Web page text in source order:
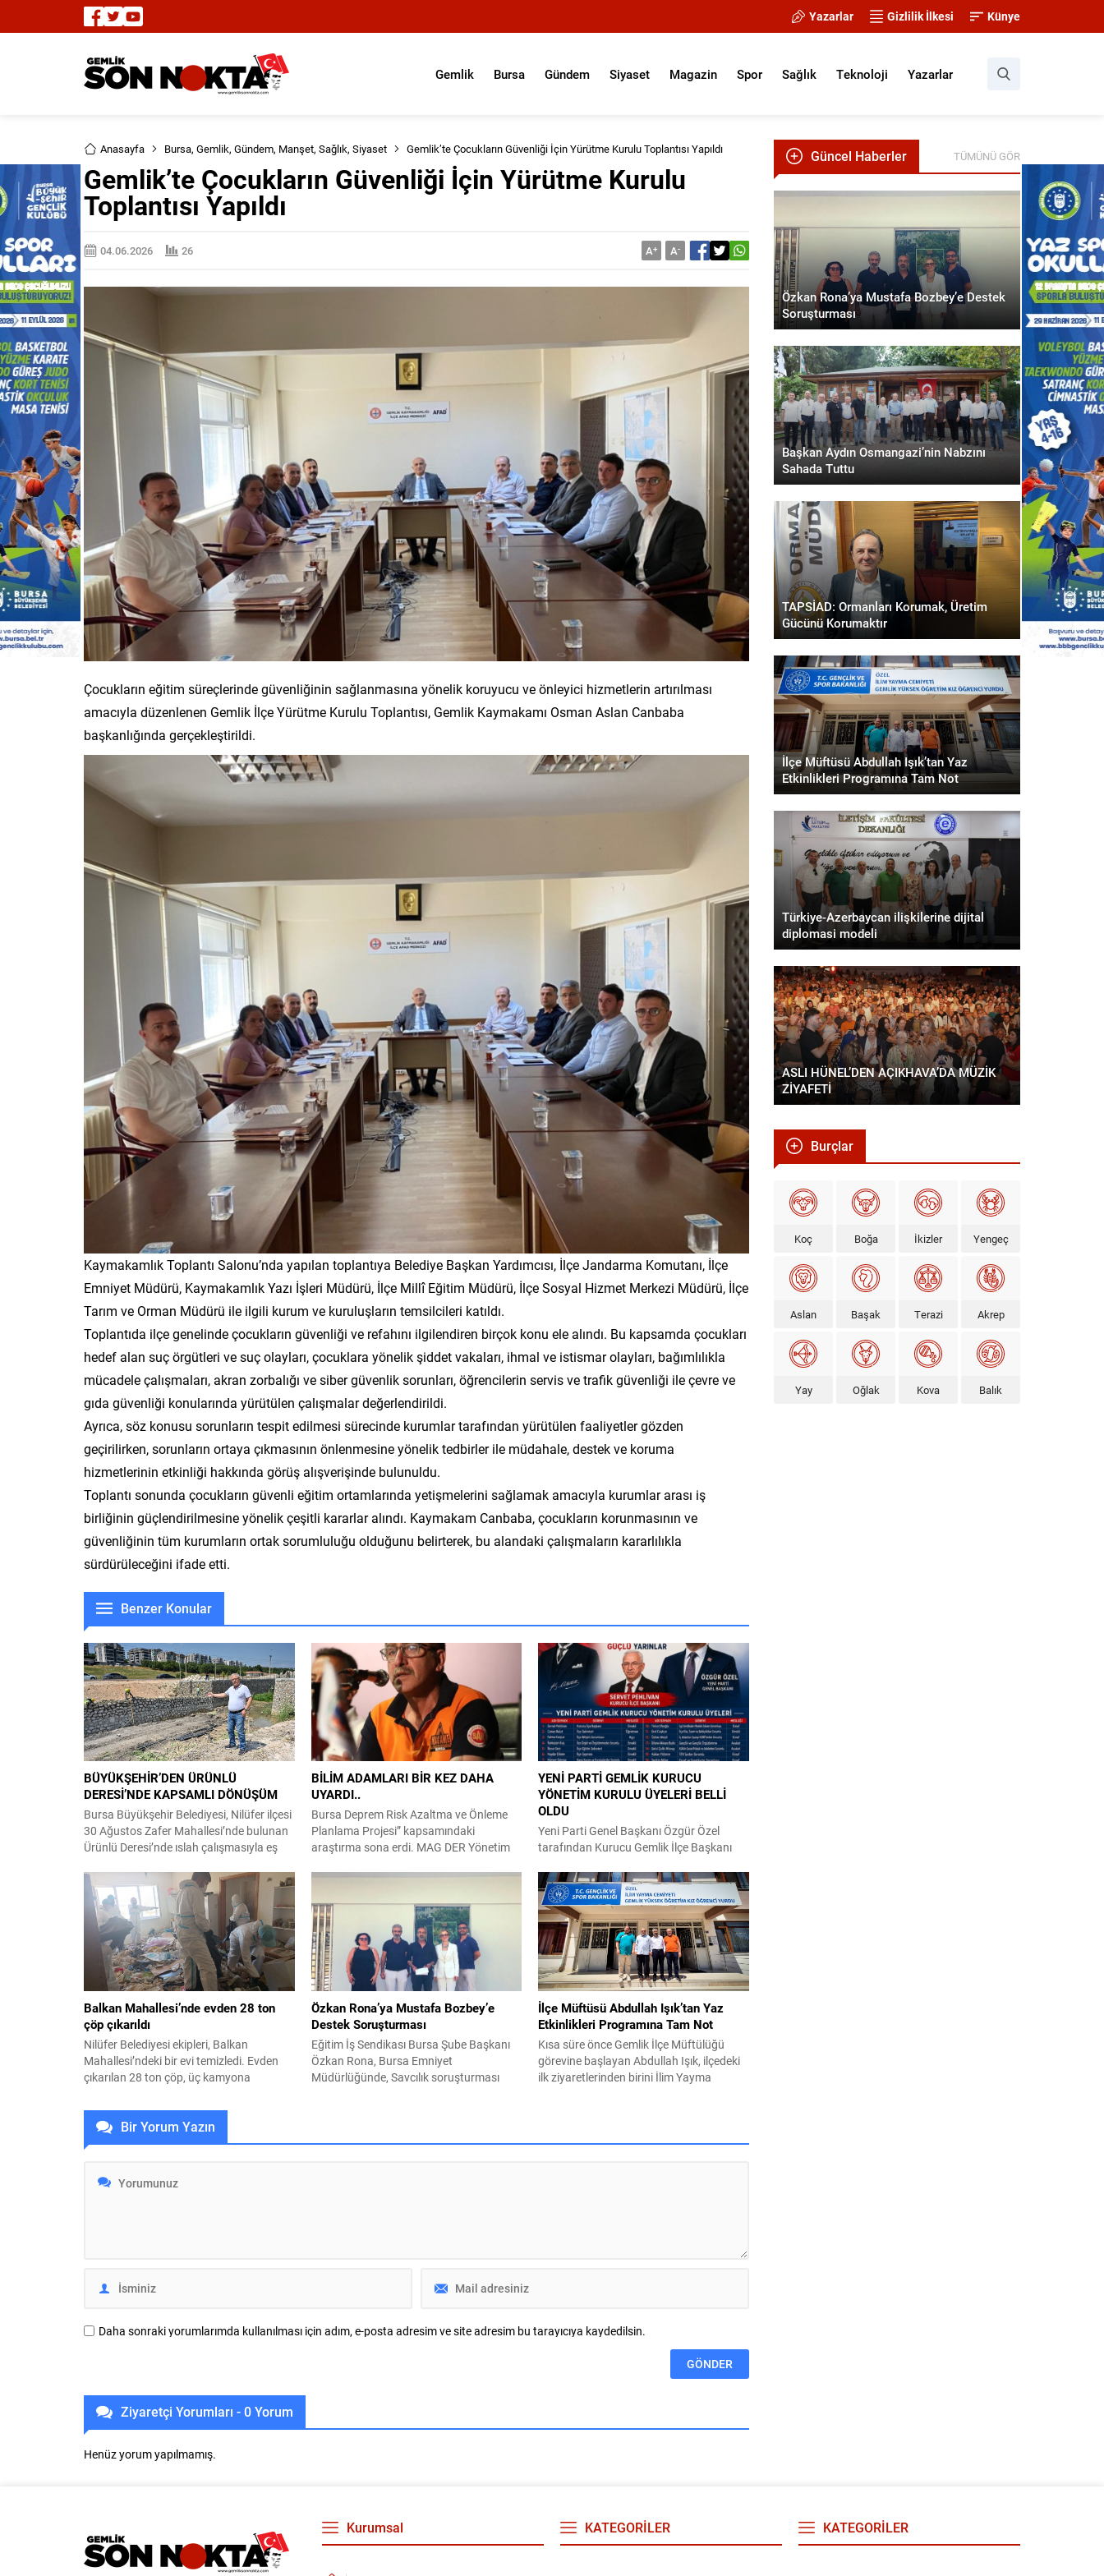
Yazarlar Gizlilik İlkesi Künye
Gemlik Bursa Gündem Siyaset Magazin Spor Sağlık Teknoloji Yazarlar
Anasayfa Bursa, Gemlik, Gündem, Manşet, Sağlık, Siyaset Gemlik’te Çocukların Güvenliği İçin Yürütme Kurulu Toplantısı Yapıldı
Gemlik’te Çocukların Güvenliği İçin Yürütme Kurulu
Toplantısı Yapıldı
04.06.2026 26 A+ A-
Çocukların eğitim süreçlerinde güvenliğinin sağlanmasına yönelik koruyucu ve önleyici hizmetlerin artırılması
amacıyla düzenlenen Gemlik İlçe Yürütme Kurulu Toplantısı, Gemlik Kaymakamı Osman Aslan Canbaba
başkanlığında gerçekleştirildi.
Kaymakamlık Toplantı Salonu’nda yapılan toplantıya Belediye Başkan Yardımcısı, İlçe Jandarma Komutanı, İlçe
Emniyet Müdürü, Kaymakamlık Yazı İşleri Müdürü, İlçe Millî Eğitim Müdürü, İlçe Sosyal Hizmet Merkezi Müdürü, İlçe
Tarım ve Orman Müdürü ile ilgili kurum ve kuruluşların temsilcileri katıldı.
Toplantıda ilçe genelinde çocukların güvenliği ve refahını ilgilendiren birçok konu ele alındı. Bu kapsamda çocukları
hedef alan suç örgütleri ve suç olayları, çocuklara yönelik şiddet vakaları, ihmal ve istismar olayları, bağımlılıkla
mücadele çalışmaları, akran zorbalığı ve siber güvenlik sorunları, öğrencilerin servis ve trafik güvenliği ile çevre ve
gıda güvenliği konularında yürütülen çalışmalar değerlendirildi.
Ayrıca, söz konusu sorunların tespit edilmesi sürecinde kurumlar tarafından yürütülen faaliyetler gözden
geçirilirken, sorunların ortaya çıkmasının önlenmesine yönelik tedbirler ile müdahale, destek ve koruma
hizmetlerinin etkinliği hakkında görüş alışverişinde bulunuldu.
Toplantı sonunda çocukların güvenli eğitim ortamlarında yetişmelerini sağlamak amacıyla kurumlar arası iş
birliğinin güçlendirilmesine yönelik çeşitli kararlar alındı. Kaymakam Canbaba, çocukların korunmasının ve
güvenliğinin tüm kurumların ortak sorumluluğu olduğunu belirterek, bu alandaki çalışmaların kararlılıkla
sürdürüleceğini ifade etti.
Benzer Konular
BÜYÜKŞEHİR’DEN ÜRÜNLÜ
DERESİ’NDE KAPSAMLI DÖNÜŞÜM
Bursa Büyükşehir Belediyesi, Nilüfer ilçesi
30 Ağustos Zafer Mahallesi’nde bulunan
Ürünlü Deresi’nde ıslah çalışmasıyla eş
düzenlemesi gerçekleştiriyor. Büyükşehir
Belediyesi, BUSKİ Genel Müdürlüğü,
Ulaşım Dairesi Başkanlığı ile Park ve
Bahçeler Dairesi Başkanlığı
koordinasyonunda 30 Ağustos Zafer
Mahallesi’nde kapsamlı bir dönüşüm
hamlesi yürütüyor. BUSKİ ekipleri,
Ürünlü...
BİLİM ADAMLARI BİR KEZ DAHA
UYARDI..
Bursa Deprem Risk Azaltma ve Önleme
Planlama Projesi” kapsamındaki
araştırma sona erdi. MAG DER Yönetim
raporu açıkladı. Hazırlanan rapora göre ;
genelindeki mevcut binaların %65’ten
fazlasının 1999 öncesi standartlara göre
inşa edilmiş riskli yapılardan oluştuğu
açıklanmıştır. Kent genelindeki 536.000...
YENİ PARTİ GEMLİK KURUCU
YÖNETİM KURULU ÜYELERİ BELLİ
OLDU
Yeni Parti Genel Başkanı Özgür Özel
tarafından Kurucu Gemlik İlçe Başkanı
kurucu yönetim kurulu üyelerini belirledi.
Yeni Parti Gemlik Kurucu İlçe Başkanı
Servet Pehlivan yaptığı açıklamada, “Yeni
Parti Genel Başkanı Özgür Özel
tarafından Gemlik Kurucu İlçe Başkanlığı
görevine görevlendirilmiş bulunuyorum.
Bu önemli görevi üstlenmenin
sorumluluğu ve...
Balkan Mahallesi’nde evden 28 ton
çöp çıkarıldı
Nilüfer Belediyesi ekipleri, Balkan
Mahallesi’ndeki bir evi temizledi. Evden
çıkarılan 28 ton çöp, üç kamyona
götürüldü. Nilüfer Belediyesi ekipleri,
Balkan Mahallesi Turan Haznedaroğlu
Sokak’ta bulunan bir apartman
değerlendirerek, çöp eve dönüştürülen
adresi temizledi. Apartman sakinlerinin
Özkan Rona’ya Mustafa Bozbey’e
Destek Soruşturması
Eğitim İş Sendikası Bursa Şube Başkanı
Özkan Rona, Bursa Emniyet
Müdürlüğünde, Savcılık soruşturması
sonrasında, başkanvekilliği seçimlerinde
İlçe Müftüsü Abdullah Işık’tan Yaz
Etkinlikleri Programına Tam Not
Kısa süre önce Gemlik İlçe Müftülüğü
görevine başlayan Abdullah Işık, ilçedeki
ilk ziyaretlerinden birini İlim Yayma
üyeleri tarafından karşılanan Müftü Işık,
Bir Yorum Yazın
Daha sonraki yorumlarımda kullanılması için adım, e-posta adresim ve site adresim bu tarayıcıya kaydedilsin.
Ziyaretçi Yorumları - 0 Yorum
Henüz yorum yapılmamış.
Güncel Haberler TÜMÜNÜ GÖR
Özkan Rona’ya Mustafa Bozbey’e Destek
Soruşturması
Başkan Aydın Osmangazi’nin Nabzını
Sahada Tuttu
TAPSİAD: Ormanları Korumak, Üretim
Gücünü Korumaktır
İlçe Müftüsü Abdullah Işık’tan Yaz
Etkinlikleri Programına Tam Not
Türkiye-Azerbaycan ilişkilerine dijital
diplomasi modeli
ASLI HÜNEL’DEN AÇIKHAVA’DA MÜZİK
ZİYAFETİ
Burçlar
Koç Boğa İkizler Yengeç
Aslan Başak Terazi Akrep
Yay Oğlak Kova Balık
Kurumsal KATEGORİLER KATEGORİLER